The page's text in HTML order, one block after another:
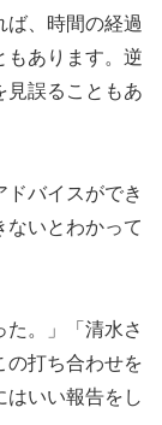
ば、時間の経過
もあります。逆
見誤ることもあ
バイスができ
ないとわかって
。」「清水さ
の打ち合わせを
はいい報告をし